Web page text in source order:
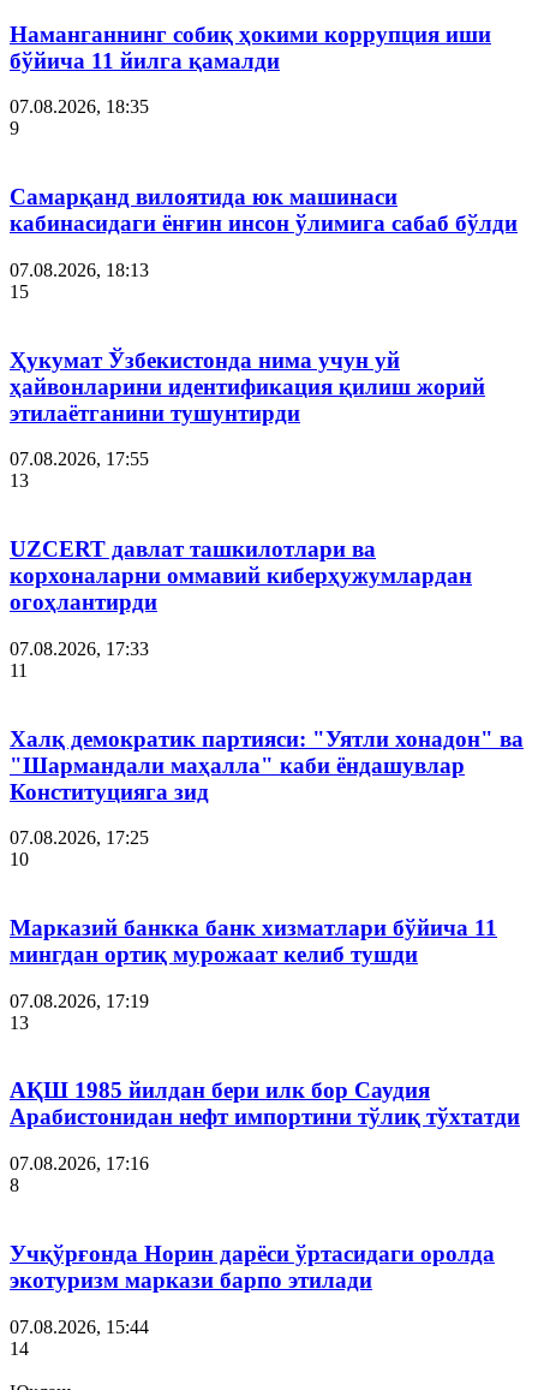
Наманганнинг собиқ ҳокими коррупция иши
бўйича 11 йилга қамалди
07.08.2026, 18:35
9
Самарқанд вилоятида юк машинаси
кабинасидаги ёнғин инсон ўлимига сабаб бўлди
07.08.2026, 18:13
15
Ҳукумат Ўзбекистонда нима учун уй
ҳайвонларини идентификация қилиш жорий
этилаётганини тушунтирди
07.08.2026, 17:55
13
UZCERT давлат ташкилотлари ва
корхоналарни оммавий киберҳужумлардан
огоҳлантирди
07.08.2026, 17:33
11
Халқ демократик партияси: "Уятли хонадон" ва
"Шармандали маҳалла" каби ёндашувлар
Конституцияга зид
07.08.2026, 17:25
10
Марказий банкка банк хизматлари бўйича 11
мингдан ортиқ мурожаат келиб тушди
07.08.2026, 17:19
13
АҚШ 1985 йилдан бери илк бор Саудия
Арабистонидан нефт импортини тўлиқ тўхтатди
07.08.2026, 17:16
8
Учқўрғонда Норин дарёси ўртасидаги оролда
экотуризм маркази барпо этилади
07.08.2026, 15:44
14